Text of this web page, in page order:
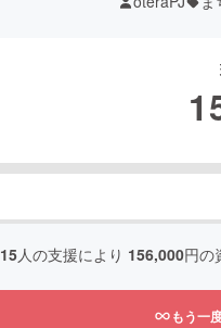
15人の支援により 156,000円の
もう一